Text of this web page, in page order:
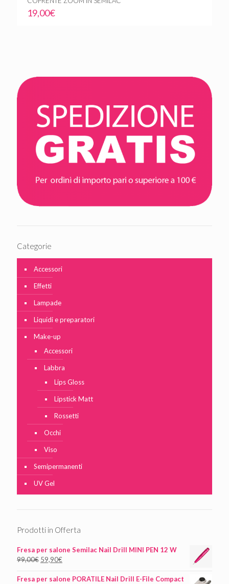
19,00€
Categorie
Accessori
Effetti
Lampade
Liquidi e preparatori
Make-up
Accessori
Labbra
Lips Gloss
Lipstick Matt
Rossetti
Occhi
Viso
Semipermanenti
UV Gel
Prodotti in Offerta
Fresa per salone Semilac Nail Drill MINI PEN 12 W
99,00€ 59,90€
Fresa per salone PORATILE Nail Drill E-File Compact